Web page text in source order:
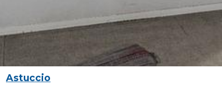
Astuccio